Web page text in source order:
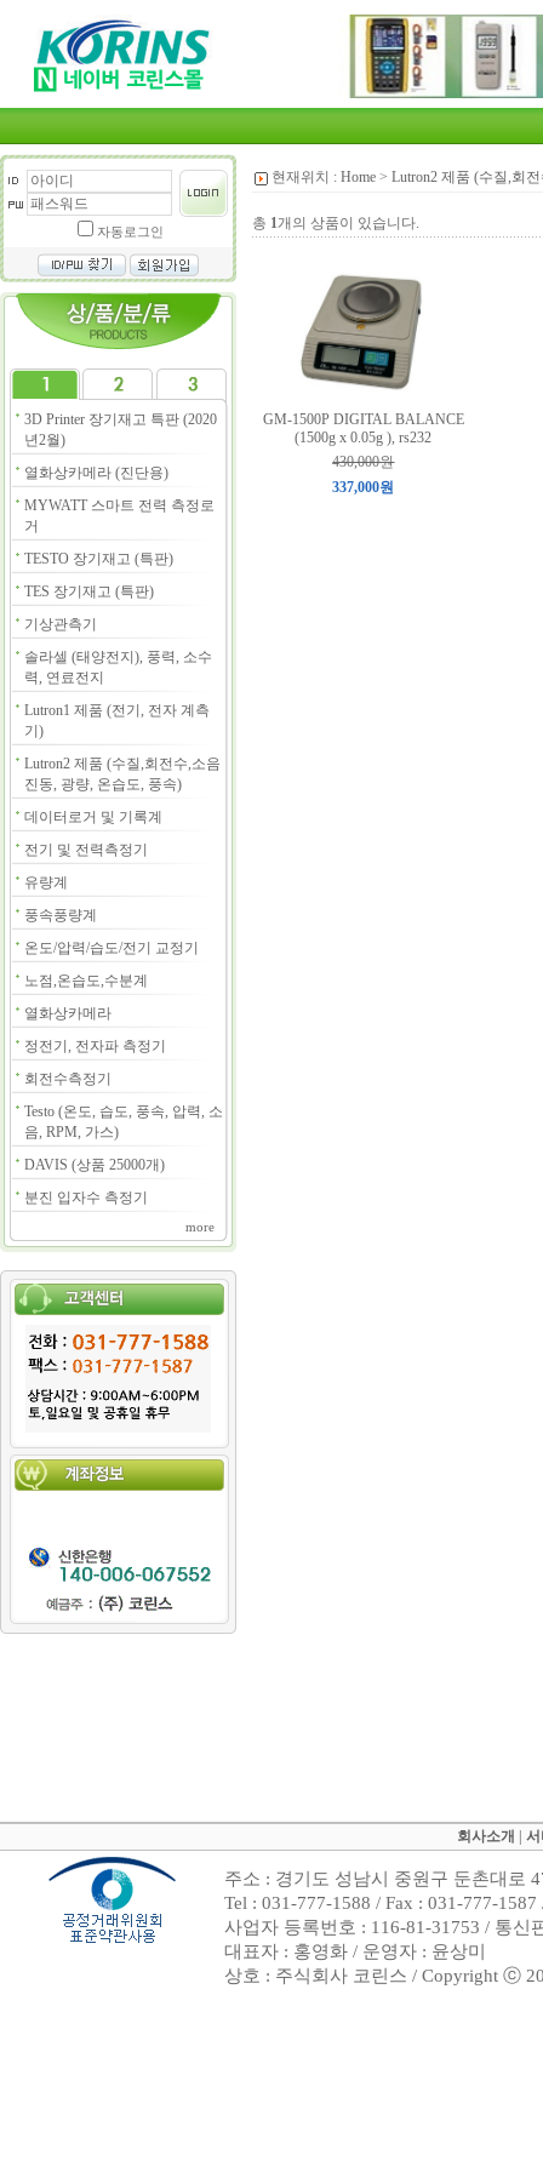
자동로그인
3D Printer 장기재고 특판 (2020
년2월)
열화상카메라 (진단용)
MYWATT 스마트 전력 측정로
거
TESTO 장기재고 (특판)
TES 장기재고 (특판)
기상관측기
솔라셀 (태양전지), 풍력, 소수
력, 연료전지
Lutron1 제품 (전기, 전자 계측
기)
Lutron2 제품 (수질,회전수,소음
진동, 광량, 온습도, 풍속)
데이터로거 및 기록계
전기 및 전력측정기
유량계
풍속풍량계
온도/압력/습도/전기 교정기
노점,온습도,수분계
열화상카메라
정전기, 전자파 측정기
회전수측정기
Testo (온도, 습도, 풍속, 압력, 소
음, RPM, 가스)
DAVIS (상품 25000개)
분진 입자수 측정기
more
현재위치 : Home > Lutron2 제품 (수질,회
총 1개의 상품이 있습니다.
GM-1500P DIGITAL BALANCE
(1500g x 0.05g ), rs232
430,000원
337,000원
회사소개
주소 : 경기도 성남시 중원구 둔촌대로
Tel : 031-777-1588 / Fax : 031-777-
사업자 등록번호 : 116-81-31753 / 통신
대표자 : 홍영화 / 운영자 : 윤상미
상호 : 주식회사 코린스 / Copyright ⓒ